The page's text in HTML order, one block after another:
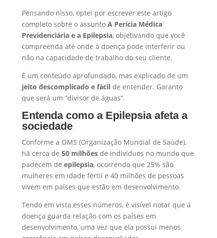
Pensando nisso, optei por escrever este artigo
completo sobre o assunto A Perícia Médica
Previdenciária e a Epilepsia, objetivando que você
compreenda até onde a doença pode interferir ou
não na capacidade de trabalho do seu cliente.
É um conteúdo aprofundado, mas explicado de um
jeito descomplicado e fácilde entender. Garanto
que será um “divisor de águas”.
Entenda como a Epilepsia afeta a
sociedade
Conforme a OMS (Organização Mundial de Saúde),
há cerca de 50 milhõesde indivíduos no mundo que
padecem de epilepsia, ocorrendo que 25% são
mulheres em idade fértil e 40 milhões de pessoas
vivem em países que estão em desenvolvimento.
Tendo em vista esses números, é visível notar que a
doença guarda relação com os países em
desenvolvimento, uma vez que ela possui menos